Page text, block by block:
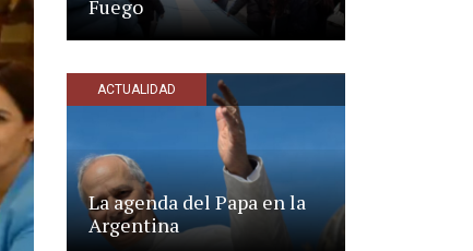
Fuego
ACTUALIDAD
La agenda del Papa en la
Argentina